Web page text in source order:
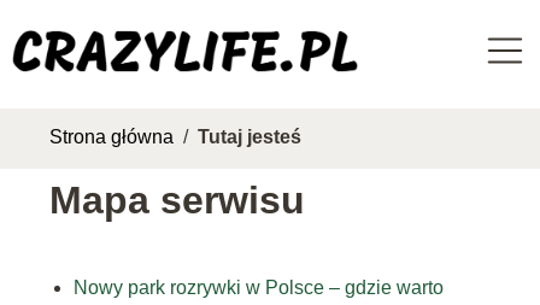
Strona główna / Tutaj jesteś
Mapa serwisu
Nowy park rozrywki w Polsce – gdzie warto